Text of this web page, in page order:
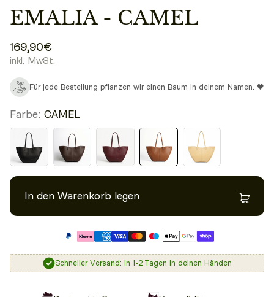
EMALIA - CAMEL
169,90€
inkl. MwSt.
Für jede Bestellung pflanzen wir einen Baum in deinem Namen. 🖤
Farbe: CAMEL
In den Warenkorb legen
Schneller Versand: in 1-2 Tagen in deinen Händen